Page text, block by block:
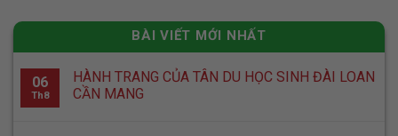
BÀI VIẾT MỚI NHẤT
06
Th8
HÀNH TRANG CỦA TÂN DU HỌC SINH ĐÀI LOAN
CẦN MANG